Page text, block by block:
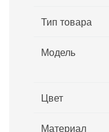
Тип товара
Модель
Цвет
Материал